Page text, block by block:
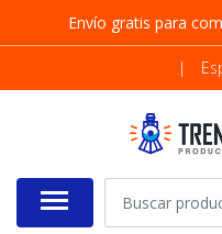
Envío gratis para
|